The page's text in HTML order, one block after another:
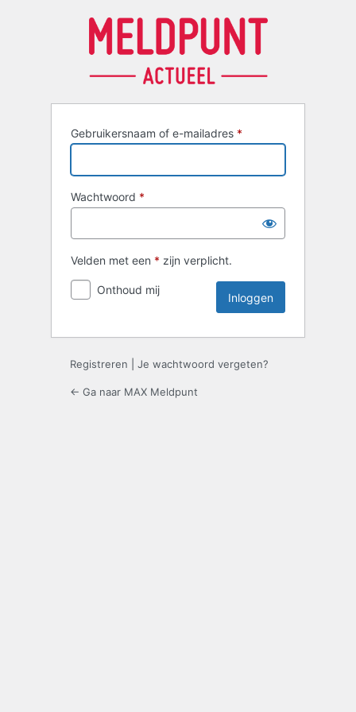
Gebruikersnaam of e-mailadres *
Wachtwoord *
Velden met een * zijn verplicht.
Onthoud mij
Registreren Je wachtwoord vergeten?
← Ga naar MAX Meldpunt